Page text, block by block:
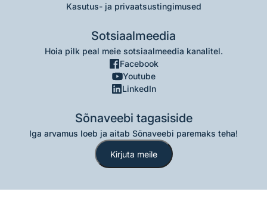
Kasutus- ja privaatsustingimused
Sotsiaalmeedia
Hoia pilk peal meie sotsiaalmeedia kanalitel.
Facebook
Youtube
LinkedIn
Sõnaveebi tagasiside
Iga arvamus loeb ja aitab Sõnaveebi paremaks teha!
Kirjuta meile